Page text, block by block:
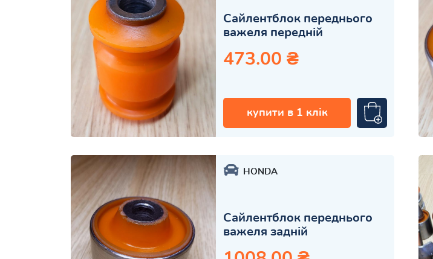
Сайлентблок переднього
важеля передній
473.00 ₴
купити в 1 клік
HONDA
Сайлентблок переднього
важеля задній